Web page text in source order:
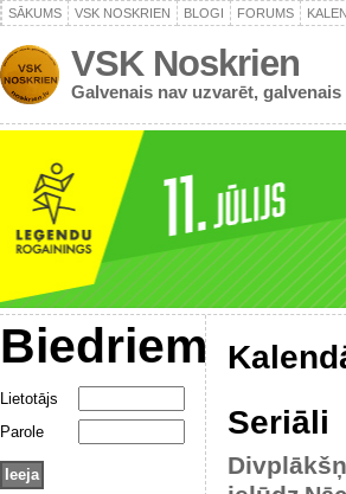
SĀKUMS VSK NOSKRIEN BLOGI FORUMS
VSK Noskrien
Galvenais nav uzvarēt,
Biedriem
Lietotājs
Parole
Seriāli